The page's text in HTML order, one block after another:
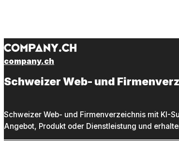
company.ch
Schweizer Web- und
Schweizer Web- und Firmenverzeichnis mit KI-
Angebot, Produkt oder Dienstleistung und